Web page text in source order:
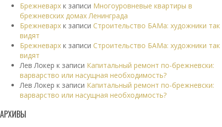
Брежневарх к записи Многоуровневые квартиры в
брежневских домах Ленинграда
Брежневарх к записи Строительство БАМа: художники так
видят
Брежневарх к записи Строительство БАМа: художники так
видят
Лев Локер к записи Капитальный ремонт по-брежневски:
варварство или насущная необходимость?
Лев Локер к записи Капитальный ремонт по-брежневски:
варварство или насущная необходимость?
АРХИВЫ